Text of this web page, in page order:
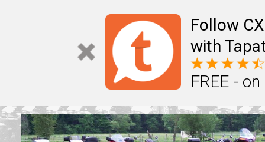
Follow
with
FREE -